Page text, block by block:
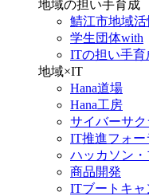
地域の担い手育成
鯖江市地域
学生団体with
ITの担い手育
地域×IT
Hana道場
Hana工房
サイバーサク
IT推進フォー
ハッカソン
商品開発
ITブートキャ